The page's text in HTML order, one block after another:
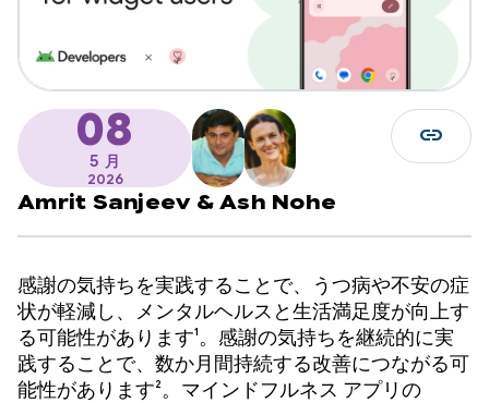
08
5 月
2026
Amrit Sanjeev & Ash Nohe
link
感謝の気持ちを実践することで、うつ病や不安の症
状が軽減し、メンタルヘルスと生活満足度が向上す
る可能性があります¹。感謝の気持ちを継続的に実
践することで、数か月間持続する改善につながる可
能性があります²。マインドフルネス アプリの